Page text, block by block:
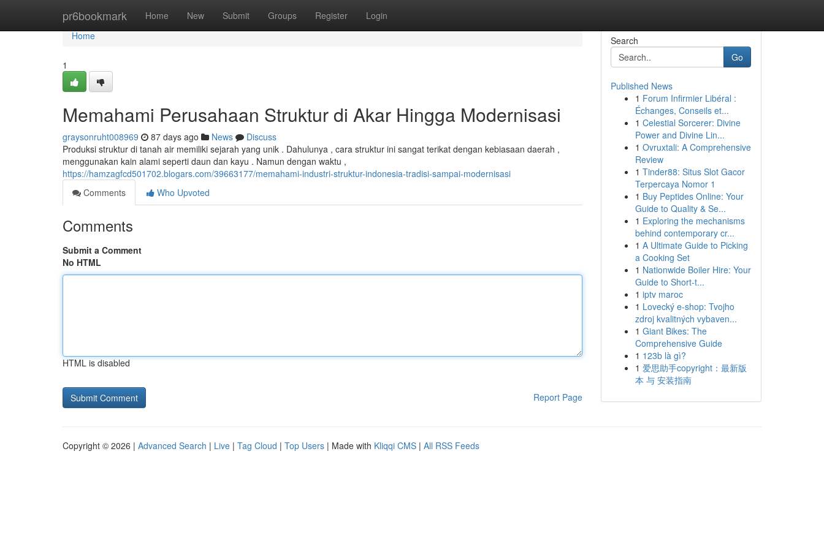
pr6bookmark Home New Submit Groups Register Login
Home
Home
1
Memahami Perusahaan Struktur di Akar Hingga Modernisasi
graysonruht008969 87 days ago News
Discuss
Produksi struktur di tanah air memiliki sejarah yang unik . Dahulunya , cara struktur ini sangat terikat dengan kebiasaan daerah ,
menggunakan kain alami seperti daun dan kayu . Namun dengan waktu ,
https://hamzagfcd501702.blogars.com/39663177/memahami-industri-struktur-indonesia-tradisi-sampai-modernisasi
Comments
Who Upvoted
Comments
Submit a Comment
No HTML
HTML is disabled
Report Page
Search
Go
Published News
1 Forum Infirmier Libéral :
Échanges, Conseils et...
1 Celestial Sorcerer: Divine
Power and Divine Lin...
1 Ovruxtali: A Comprehensive
Review
1 Tinder88: Situs Slot Gacor
Terpercaya Nomor 1
1 Buy Peptides Online: Your
Guide to Quality & Se...
1 Exploring the mechanisms
behind contemporary cr...
1 A Ultimate Guide to Picking
a Cooking Set
1 Nationwide Boiler Hire: Your
Guide to Short-t...
1 iptv maroc
1 Lovecký e-shop: Tvojho
zdroj kvalitných vybaven...
1 Giant Bikes: The
Comprehensive Guide
1 123b là gì?
1 爱思助手copyright：最新版
本 与 安装指南
Copyright © 2026 | Advanced Search | Live | Tag Cloud | Top Users | Made with Kliqqi CMS | All RSS Feeds